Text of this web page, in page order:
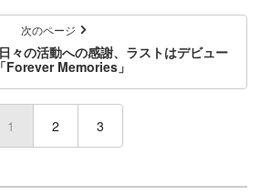
次のページ
々の活動への感謝、ラストはデビュー
Forever Memories」
1 (current)
2 3